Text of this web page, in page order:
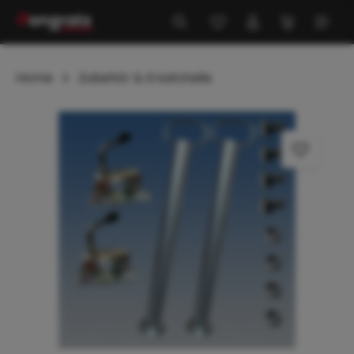
springen
Home Zubehör & Ersatzteile
Bildergalerie überspringen